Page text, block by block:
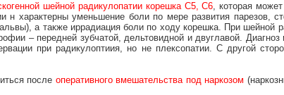
шейной радикулопатии корешка С5, С6, которая
н характерны уменьшение боли по мере развития парезов,
а также иррадиация боли по ходу корешка. При шейной
– передней зубчатой, дельтовидной и двуглавой.
при радикулоптиия, но не плексопатии. С другой
после оперативного вмешательства под наркозом